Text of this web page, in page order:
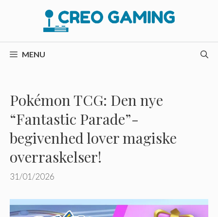
MENU
Pokémon TCG: Den nye
“Fantastic Parade”-
begivenhed lover magiske
overraskelser!
31/01/2026